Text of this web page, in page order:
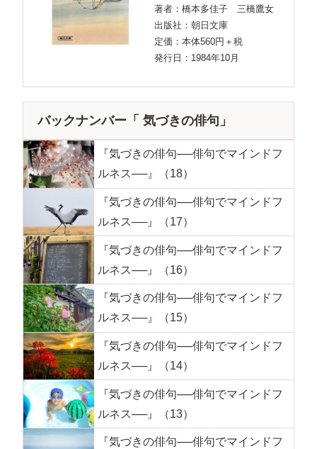
著者：橋本多佳子 三橋鷹女
出版社：朝日文庫
定価：本体560円＋税
発行日：1984年10月
バックナンバー「 気づきの俳句」
『気づきの俳句──俳句でマインドフ
ルネス──』（18）
『気づきの俳句──俳句でマインドフ
ルネス──』（17）
『気づきの俳句──俳句でマインドフ
ルネス──』（16）
『気づきの俳句──俳句でマインドフ
ルネス──』（15）
『気づきの俳句──俳句でマインドフ
ルネス──』（14）
『気づきの俳句──俳句でマインドフ
ルネス──』（13）
『気づきの俳句──俳句でマインドフ